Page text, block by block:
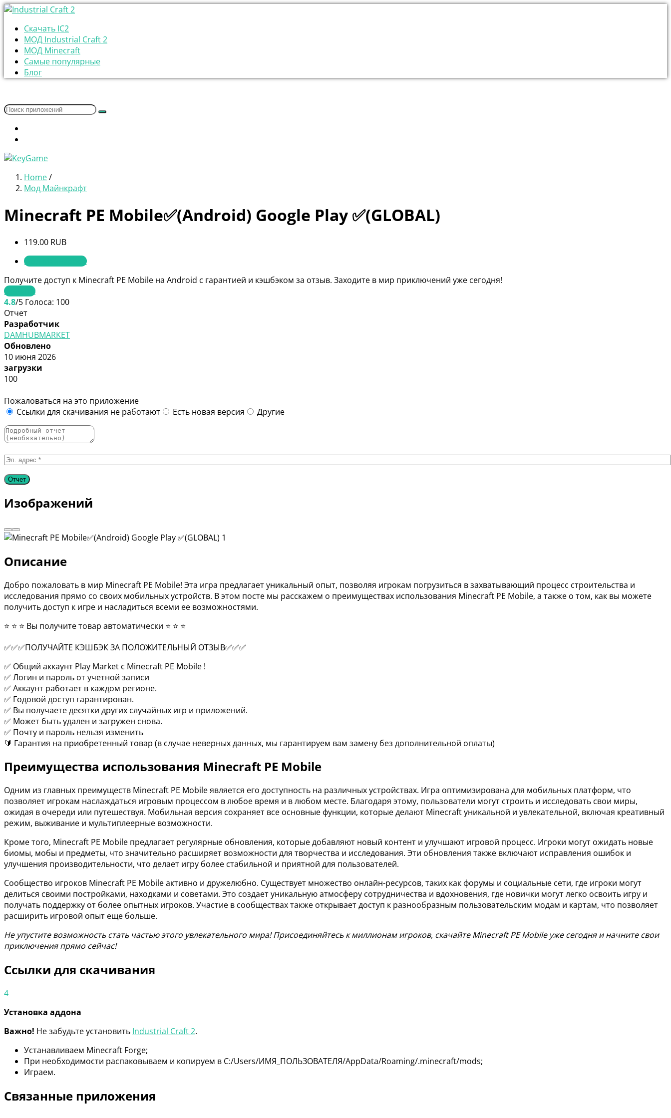
Скачать IC2
МОД Industrial Craft 2
МОД Minecraft
Самые популярные
Блог
Home/
Мод Майнкрафт
Minecraft PE Mobile✅(Android) Google Play ✅(GLOBAL)
119.00 RUB
Мод Майнкрафт
Получите доступ к Minecraft PE Mobile на Android с гарантией и кэшбэком за отзыв. Заходите в мир приключений уже сегодня!
Скачать
4.8/5 Голоса: 100
Отчет
Разработчик
DAMHUBMARKET
Обновлено
10 июня 2026
загрузки
100
Пожаловаться на это приложение
Ссылки для скачивания не работают
Есть новая версия Другие
Изображений
Описание
Добро пожаловать в мир Minecraft PE Mobile! Эта игра предлагает уникальный опыт, позволяя игрокам погрузиться в захватывающий процесс строительства и
исследования прямо со своих мобильных устройств. В этом посте мы расскажем о преимуществах использования Minecraft PE Mobile, а также о том, как вы можете
получить доступ к игре и насладиться всеми ее возможностями.
⭐️ ⭐️ ⭐️ Вы получите товар автоматически ⭐️ ⭐️ ⭐️
✅✅✅ПОЛУЧАЙТЕ КЭШБЭК ЗА ПОЛОЖИТЕЛЬНЫЙ ОТЗЫВ✅✅✅
✅ Общий аккаунт Play Market с Minecraft PE Mobile !
✅ Логин и пароль от учетной записи
✅ Аккаунт работает в каждом регионе.
✅ Годовой доступ гарантирован.
✅ Вы получаете десятки других случайных игр и приложений.
✅ Может быть удален и загружен снова.
✅ Почту и пароль нельзя изменить
🔰 Гарантия на приобретенный товар (в случае неверных данных, мы гарантируем вам замену без дополнительной оплаты)
Преимущества использования Minecraft PE Mobile
Одним из главных преимуществ Minecraft PE Mobile является его доступность на различных устройствах. Игра оптимизирована для мобильных платформ, что
позволяет игрокам наслаждаться игровым процессом в любое время и в любом месте. Благодаря этому, пользователи могут строить и исследовать свои миры,
ожидая в очереди или путешествуя. Мобильная версия сохраняет все основные функции, которые делают Minecraft уникальной и увлекательной, включая креативный
режим, выживание и мультиплеерные возможности.
Кроме того, Minecraft PE Mobile предлагает регулярные обновления, которые добавляют новый контент и улучшают игровой процесс. Игроки могут ожидать новые
биомы, мобы и предметы, что значительно расширяет возможности для творчества и исследования. Эти обновления также включают исправления ошибок и
улучшения производительности, что делает игру более стабильной и приятной для пользователей.
Сообщество игроков Minecraft PE Mobile активно и дружелюбно. Существует множество онлайн-ресурсов, таких как форумы и социальные сети, где игроки могут
делиться своими постройками, находками и советами. Это создает уникальную атмосферу сотрудничества и вдохновения, где новички могут легко освоить игру и
получать поддержку от более опытных игроков. Участие в сообществах также открывает доступ к разнообразным пользовательским модам и картам, что позволяет
расширить игровой опыт еще больше.
Не упустите возможность стать частью этого увлекательного мира! Присоединяйтесь к миллионам игроков, скачайте Minecraft PE Mobile уже сегодня и начните свои
приключения прямо сейчас!
Ссылки для скачивания
4
Установка аддона
Важно! Не забудьте установить Industrial Craft 2.
Устанавливаем Minecraft Forge;
При необходимости распаковываем и копируем в C:/Users/ИМЯ_ПОЛЬЗОВАТЕЛЯ/AppData/Roaming/.minecraft/mods;
Играем.
Связанные приложения